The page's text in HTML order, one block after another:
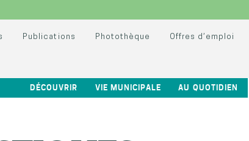
Publications Photothèque Offres d’emploi
DÉCOUVRIR VIE MUNICIPALE AU QUOTIDIEN